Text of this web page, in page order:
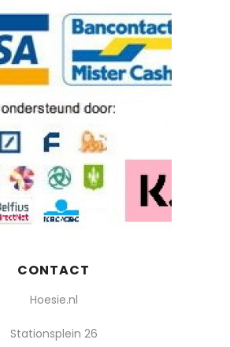
CONTACT
Hoesie.nl
Stationsplein 26